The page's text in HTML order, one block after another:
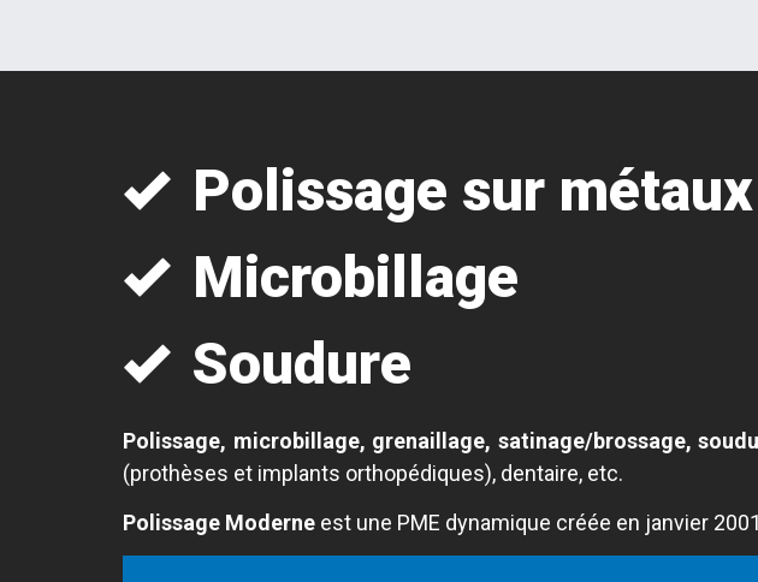
Polissage sur métaux
Microbillage
Soudure
Polissage, microbillage, grenaillage, satinage/brossage,
(prothèses et implants orthopédiques), dentaire, etc.
Polissage Moderne est une PME dynamique créée en janvier